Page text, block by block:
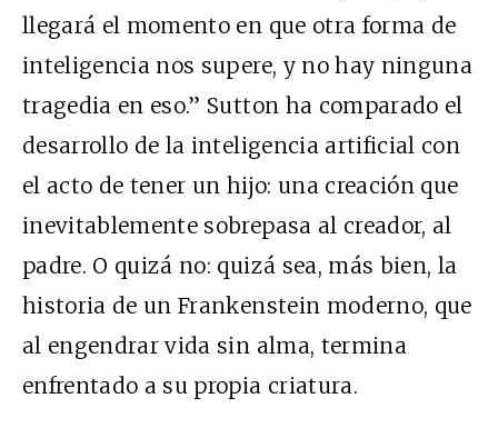
llegará el momento en que otra forma de
inteligencia nos supere, y no hay ninguna
tragedia en eso.” Sutton ha comparado el
desarrollo de la inteligencia artificial con
el acto de tener un hijo: una creación que
inevitablemente sobrepasa al creador, al
padre. O quizá no: quizá sea, más bien, la
historia de un Frankenstein moderno, que
al engendrar vida sin alma, termina
enfrentado a su propia criatura.